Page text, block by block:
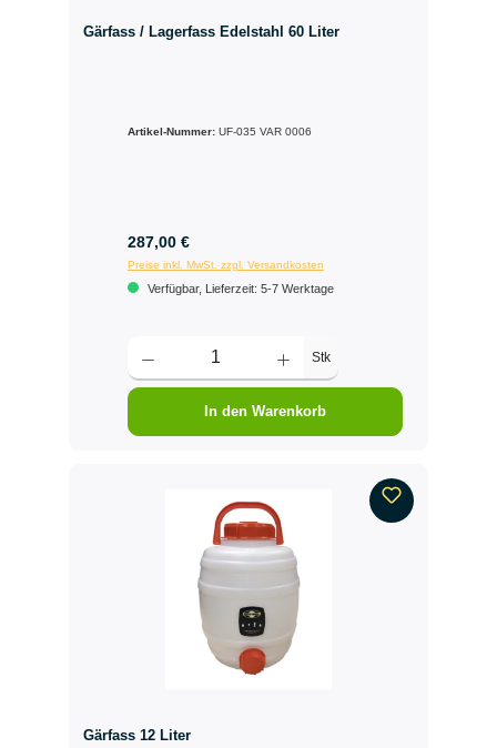
Gärfass / Lagerfass Edelstahl 60 Liter
Artikel-Nummer: UF-035 VAR 0006
287,00 €
Preise inkl. MwSt. zzgl. Versandkosten
Verfügbar, Lieferzeit: 5-7 Werktage
Stk
In den Warenkorb
Gärfass 12 Liter